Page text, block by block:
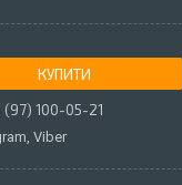
КУПИТИ
(97) 100-05-21
Viber